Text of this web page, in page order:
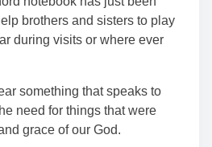
brothers and sisters to play
during visits or where ever
something that speaks to
need for things that were
grace of our God.